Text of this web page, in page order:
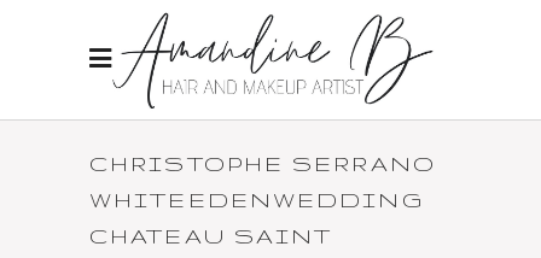
CHRISTOPHE SERRANO
WHITEEDENWEDDING
CHATEAU SAINT